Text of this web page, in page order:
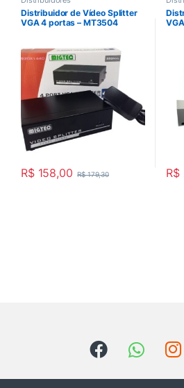
Distribuidor de Vídeo Splitter
VGA 4 portas – MT3504
R$158,00 R$179,30 R$